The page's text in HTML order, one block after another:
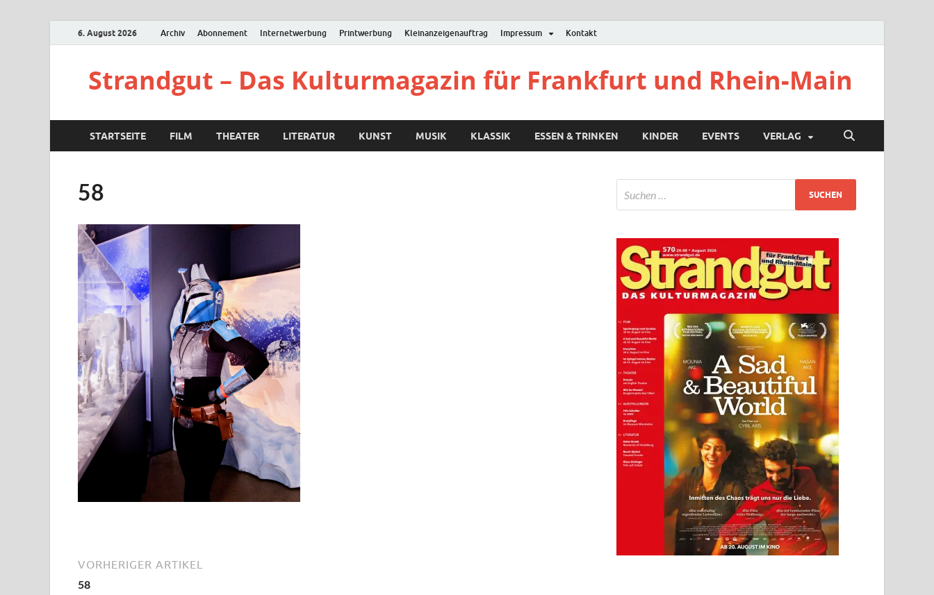
6. August 2026 Archiv Abonnement Internetwerbung Printwerbung Kleinanzeigenauftrag Impressum Kontakt
Strandgut – Das Kulturmagazin für Frankfurt und Rhein-Main
STARTSEITE FILM THEATER LITERATUR KUNST MUSIK KLASSIK ESSEN & TRINKEN KINDER EVENTS VERLAG
58
VORHERIGER ARTIKEL
58